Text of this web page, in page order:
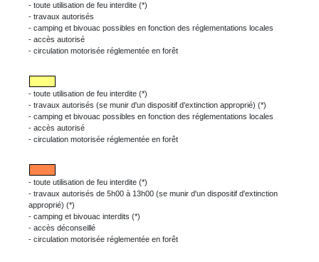
- toute utilisation de feu interdite (*)
- travaux autorisés
- camping et bivouac possibles en fonction des réglementations locales
- accès autorisé
- circulation motorisée réglementée en forêt
- toute utilisation de feu interdite (*)
- travaux autorisés (se munir d'un dispositif d'extinction approprié) (*)
- camping et bivouac possibles en fonction des réglementations locales
- accès autorisé
- circulation motorisée réglementée en forêt
- toute utilisation de feu interdite (*)
- travaux autorisés de 5h00 à 13h00 (se munir d'un dispositif d'extinction
approprié) (*)
- camping et bivouac interdits (*)
- accès déconseillé
- circulation motorisée réglementée en forêt